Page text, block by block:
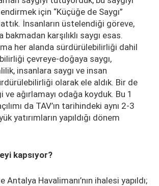
için “Küçüğe de Saygı”
İnsanların üstelendiği göreve,
bakmadan karşılıklı saygı esas.
her alanda sürdürülebilirliği dahil
çevreye-doğaya saygı,
insanlara saygı ve insan
olarak ele aldık. Bir de
ağırlamayı odağa koyduk. Bu 1
da TAV’ın tarihindeki aynı 2-3
yatırımların yapıldığı dönem
kapsıyor?
Antalya Havalimanı’nın ihalesi yapıldı;